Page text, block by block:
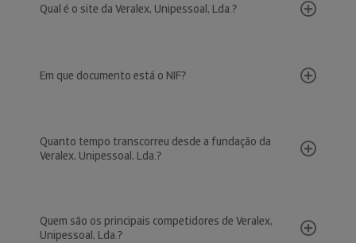
Qual é o site da Veralex, Unipessoal, Lda.?
Em que documento está o NIF?
Quanto tempo transcorreu desde a fundação da
Veralex, Unipessoal, Lda.?
Quem são os principais competidores de Veralex,
Unipessoal, Lda.?